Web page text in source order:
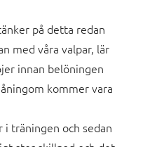
på detta redan
med våra valpar, lär
innan belöningen
kommer vara
i träningen och sedan